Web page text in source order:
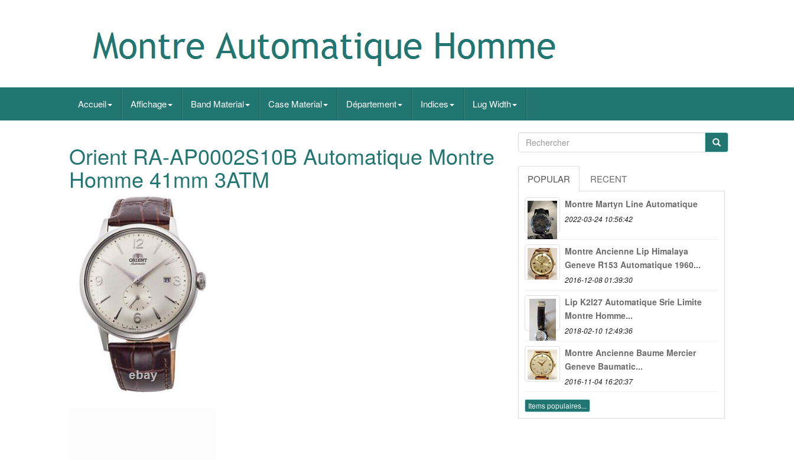
Accueil Affichage Band Material Case Material Département Indices Lug Width
Orient RA-AP0002S10B Automatique Montre
Homme 41mm 3ATM POPULAR RECENT
Montre Martyn Line Automatique
2022-03-24 10:56:42
Montre Ancienne Lip Himalaya
Geneve R153 Automatique 1960...
2016-12-08 01:39:30
Lip K2l27 Automatique Srie Limite
Montre Homme...
2018-02-10 12:49:36
Montre Ancienne Baume Mercier
Geneve Baumatic...
2016-11-04 16:20:37
Items populaires...